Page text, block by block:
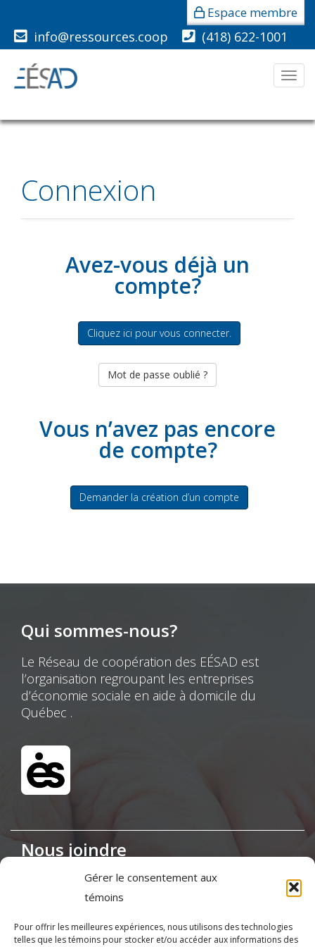
Gérer le consentement aux
témoins
Pour offrir les meilleures expériences, nous utilisons des technologies
telles que les témoins pour stocker et/ou accéder aux informations des
Espace membre
info@ressources.coop (418) 622-1001
Connexion
Avez-vous déjà un
compte?
Cliquez ici pour vous connecter.
Mot de passe oublié ?
Vous n’avez pas encore
de compte?
Demander la création d’un compte
Qui sommes-nous?
Le Réseau de coopération des EÉSAD est
l’organisation regroupant les entreprises
d’économie sociale en aide à domicile du
Québec .
Nous joindre
Maison de la Coopération,
155, boul. Charest Est, bureau 120, Québec